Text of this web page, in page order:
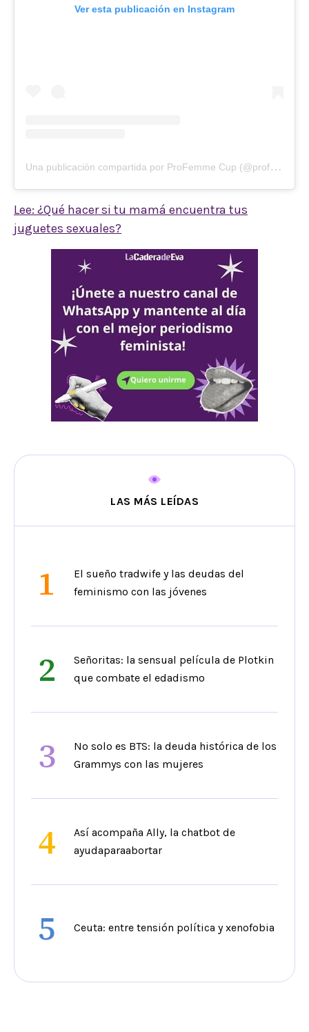
Ver esta publicación en Instagram
U
na publicación compartida por ProFemme Cup (@profemmecup)
Lee: ¿Qué hacer si tu mamá encuentra tus
juguetes sexuales?
LAS MÁS LEÍDAS
1
El sueño tradwife y las deudas del
feminismo con las jóvenes
2
Señoritas: la sensual película de Plotkin
que combate el edadismo
3
No solo es BTS: la deuda histórica de los
Grammys con las mujeres
4
Así acompaña Ally, la chatbot de
ayudaparaabortar
5 Ceuta: entre tensión política y xenofobia